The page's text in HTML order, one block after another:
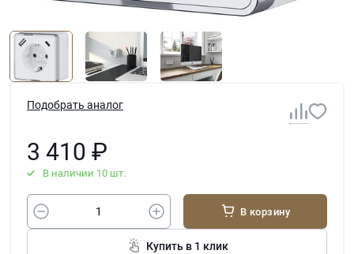
Подобрать аналог
3 410 ₽
В наличии 10 шт.
В корзину
Купить в 1 клик